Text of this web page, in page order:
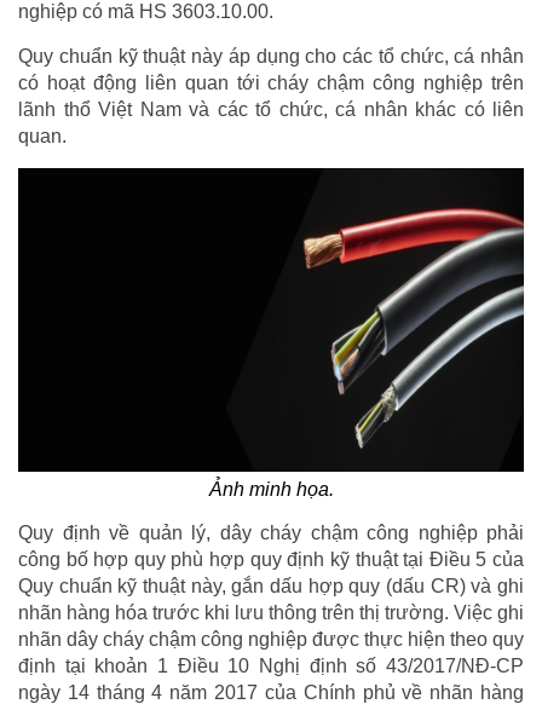
nghiệp có mã HS 3603.10.00.
Quy chuẩn kỹ thuật này áp dụng cho các tổ chức, cá nhân
có hoạt động liên quan tới cháy chậm công nghiệp trên
lãnh thổ Việt Nam và các tổ chức, cá nhân khác có liên
quan.
Ảnh minh họa.
Quy định về quản lý, dây cháy chậm công nghiệp phải
công bố hợp quy phù hợp quy định kỹ thuật tại Điều 5 của
Quy chuẩn kỹ thuật này, gắn dấu hợp quy (dấu CR) và ghi
nhãn hàng hóa trước khi lưu thông trên thị trường. Việc ghi
nhãn dây cháy chậm công nghiệp được thực hiện theo quy
định tại khoản 1 Điều 10 Nghị định số 43/2017/NĐ-CP
ngày 14 tháng 4 năm 2017 của Chính phủ về nhãn hàng